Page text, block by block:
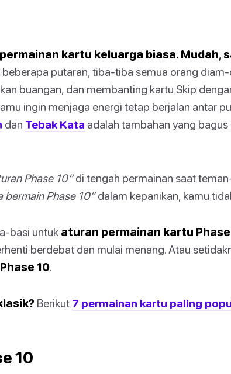
kartu keluarga biasa. Mudah,
beberapa putaran, tiba-tiba semua orang
buangan, dan membanting kartu Skip
ingin menjaga energi tetap berjalan antar
dan Tebak Kata adalah tambahan yang bagus
Phase 10”di tengah permainan saat
bermain Phase 10”dalam kepanikan, kamu
basi untuk aturan permainan kartu Phase
berdebat dan mulai menang. Atau
10.
Berikut 7 permainan kartu paling
10